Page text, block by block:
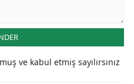
Tokat
ve kabul etmiş sayılırsınız